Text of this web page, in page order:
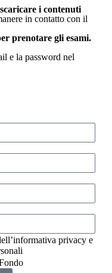
scaricare i contenuti
in contatto con il
prenotare gli esami.
e la password nel
privacy e